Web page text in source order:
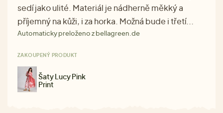
sedí jako ulité. Materiál je nádherně měkký a
příjemný na kůži, i za horka. Možná bude i třetí...
Automaticky preloženo z bellagreen.de
ZAKOUPENÝ PRODUKT
Šaty Lucy Pink
Print